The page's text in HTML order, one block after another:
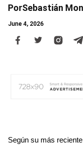
PorSebastián
June 4, 2026
Body
Según su más reciente